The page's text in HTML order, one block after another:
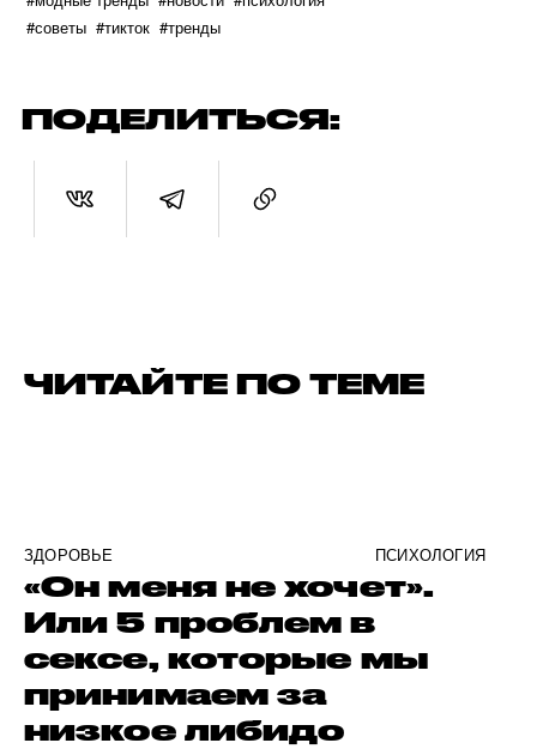
#советы #тикток #тренды
ПОДЕЛИТЬСЯ:
ЧИТАЙТЕ ПО ТЕМЕ
ЗДОРОВЬЕ ПСИХОЛОГИЯ
«Он меня не хочет».
Или 5 проблем в
сексе, которые мы
принимаем за
низкое либидо